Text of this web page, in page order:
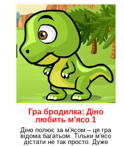
Гра бродилка: Діно
любить м'ясо 1
Діно полює за м'ясом – ця гра
відома багатьом. Тільки м'ясо
дістати не так просто. Дуже